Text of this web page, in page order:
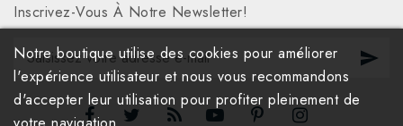
Inscrivez-Vous À Notre Newsletter!
Notre boutique utilise des cookies pour améliorer
l'expérience utilisateur et nous vous recommandons
d'accepter leur utilisation pour profiter pleinement de